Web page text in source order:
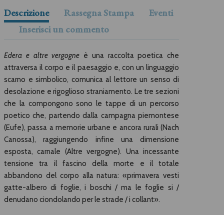
Descrizione Rassegna Stampa
Eventi
Inserisci un commento
Edera e altre vergogne è una raccolta poetica che
attraversa il corpo e il paesaggio e, con un linguaggio
scarno e simbolico, comunica al lettore un senso di
desolazione e rigoglioso straniamento. Le tre sezioni
che la compongono sono le tappe di un percorso
poetico che, partendo dalla campagna piemontese
(Eufe), passa a memorie urbane e ancora rurali (Nach
Canossa), raggiungendo infine una dimensione
esposta, carnale (Altre vergogne). Una incessante
tensione tra il fascino della morte e il totale
abbandono del corpo alla natura: «primavera vesti
gatte-albero di foglie, i boschi / ma le foglie si /
denudano ciondolando per le strade / i collant».